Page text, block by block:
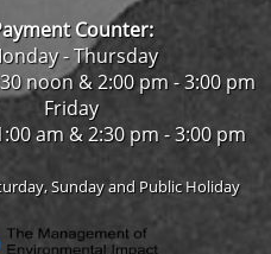
Counter:
- Thursday
noon & 2:00 pm - 3:00 pm
Friday
am & 2:30 pm - 3:00 pm
Sunday and Public Holiday